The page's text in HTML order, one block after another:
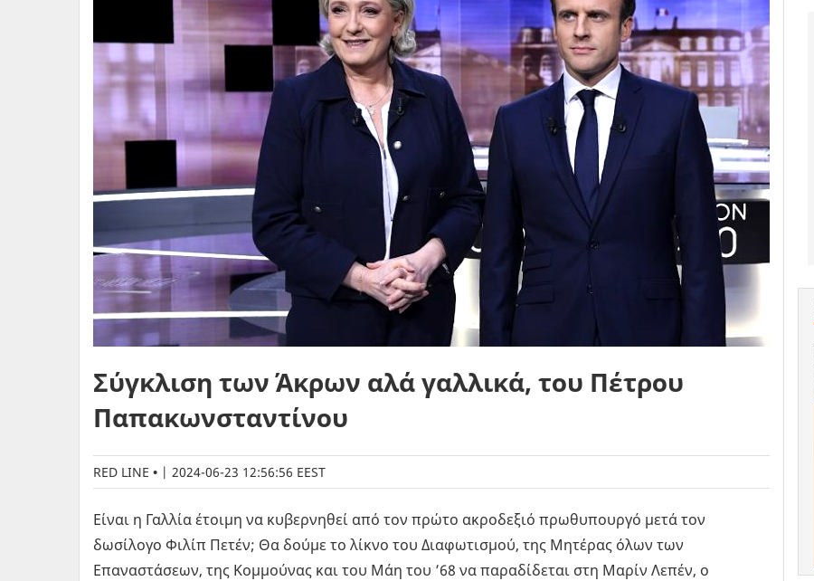
Σύγκλιση των Άκρων αλά γαλλικά, του Πέτρου
Παπακωνσταντίνου
RED LINE | 2024-06-23 12:56:56 EEST
Είναι η Γαλλία έτοιμη να κυβερνηθεί από τον πρώτο ακροδεξιό πρωθυπουργό μετά τον
δωσίλογο Φιλίπ Πετέν; Θα δούμε το λίκνο του Διαφωτισμού, της Μητέρας όλων των
Επαναστάσεων, της Κομμούνας και του Μάη του ’68 να παραδίδεται στη Μαρίν Λεπέν, ο